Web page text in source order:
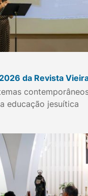
da Revista
educação